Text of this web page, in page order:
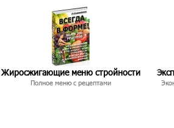
Жиросжигающие меню стройности
Полное меню с рецептами